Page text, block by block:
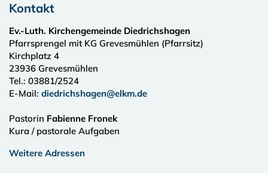
Kontakt
Ev.-Luth. Kirchengemeinde Diedrichshagen
Pfarrsprengel mit KG Grevesmühlen (Pfarrsitz)
Kirchplatz 4
23936 Grevesmühlen
Tel.: 03881/2524
E-Mail: diedrichshagen@elkm.de
Pastorin Fabienne Fronek
Kura / pastorale Aufgaben
Weitere Adressen